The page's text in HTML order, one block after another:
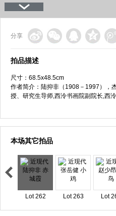
分享
拍品描述
尺寸：68.5x48.5cm
作者简介：陆抑非（1908－1997），
授、研究生导师,西泠书画院副院长,西泠
本场其它拍品
Lot 262 Lot 263 Lot